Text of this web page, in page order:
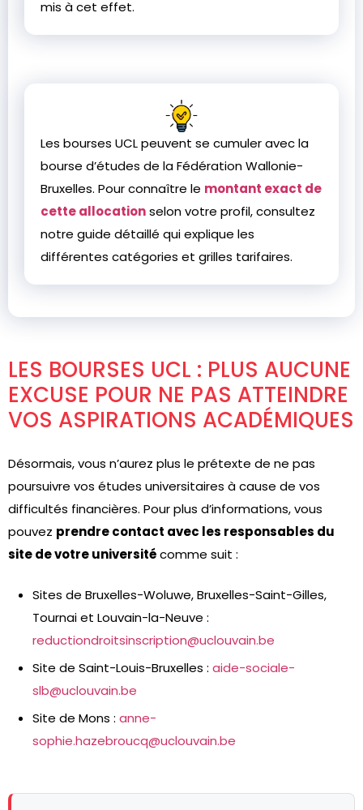
mis à cet effet.
Les bourses UCL peuvent se cumuler avec la
bourse d’études de la Fédération Wallonie-
Bruxelles. Pour connaître le montant exact de
cette allocationselon votre profil, consultez
notre guide détaillé qui explique les
différentes catégories et grilles tarifaires.
LES BOURSES UCL : PLUS AUCUNE
EXCUSE POUR NE PAS ATTEINDRE
VOS ASPIRATIONS ACADÉMIQUES
Désormais, vous n’aurez plus le prétexte de ne pas
poursuivre vos études universitaires à cause de vos
difficultés financières. Pour plus d’informations, vous
pouvez prendre contact avec les responsables du
site de votre universitécomme suit :
Sites de Bruxelles-Woluwe, Bruxelles-Saint-Gilles,
Tournai et Louvain-la-Neuve :
reductiondroitsinscription@uclouvain.be
Site de Saint-Louis-Bruxelles : aide-sociale-
slb@uclouvain.be
Site de Mons : anne-
sophie.hazebroucq@uclouvain.be